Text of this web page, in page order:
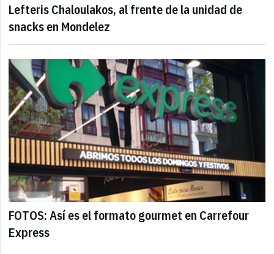
Lefteris Chaloulakos, al frente de la unidad de
snacks en Mondelez
FOTOS: Así es el formato gourmet en Carrefour
Express